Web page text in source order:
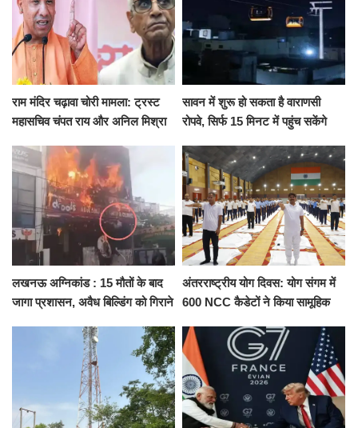
राम मंदिर चढ़ावा चोरी मामला: ट्रस्ट
महासचिव चंपत राय और अनिल मिश्रा
को नहीं...
सावन में शुरू हो सकता है वाराणसी
रोपवे, सिर्फ 15 मिनट में पहुंच सकेंगे
किराया
लखनऊ अग्निकांड : 15 मौतों के बाद
जागा प्रशासन, अवैध बिल्डिंग को गिराने
अंतरराष्ट्रीय योग दिवस: योग संगम में
600 NCC कैडेटों ने किया सामूहिक
संकल्प